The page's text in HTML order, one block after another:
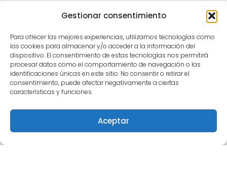
Gestionar consentimiento
Para ofrecer las mejores experiencias, utilizamos tecnologías como
las cookies para almacenar y/o acceder a la información del
dispositivo. El consentimiento de estas tecnologías nos permitirá
procesar datos como el comportamiento de navegación o las
identificaciones únicas en este sitio. No consentir o retirar el
consentimiento, puede afectar negativamente a ciertas
características y funciones.
Aceptar
Este obra está bajo unalicencia de Creative
Commons Reconocimiento-NoComercial-
CompartirIgual 4.0 Internacional
Para comunicarse con Semilleros Deportivos puede
escribir vía correo electrónico a